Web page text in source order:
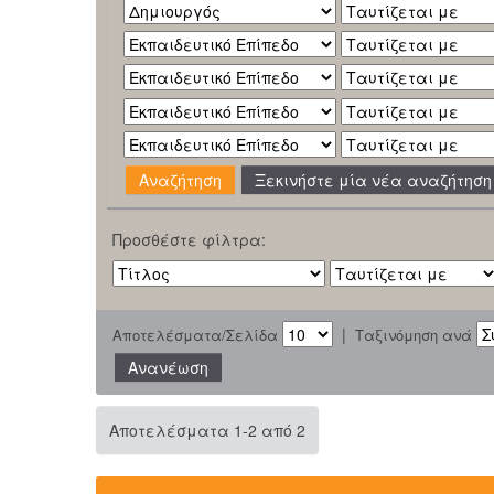
Ξεκινήστε μία νέα αναζήτηση
Προσθέστε φίλτρα:
Αποτελέσματα/Σελίδα | Ταξινόμηση ανά
Αποτελέσματα 1-2 από 2